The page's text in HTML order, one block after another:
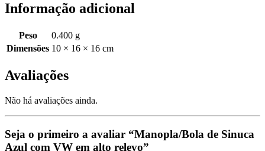
Informação adicional
Peso
0.400 g
Dimensões 10 × 16 × 16 cm
Avaliações
Não há avaliações ainda.
Seja o primeiro a avaliar “Manopla/Bola de Sinuca
Azul com VW em alto relevo”